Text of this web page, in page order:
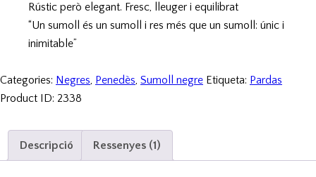
Rústic però elegant. Fresc, lleuger i equilibrat
“Un sumoll és un sumoll i res més que un sumoll: únic i
inimitable”
Categories: Negres, Penedès, Sumoll negre Etiqueta: Pardas
Product ID: 2338
Descripció Ressenyes (1)